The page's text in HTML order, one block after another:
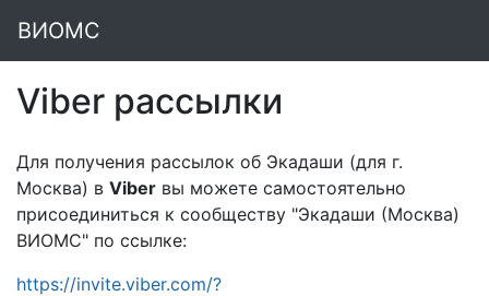
ВИОМС
Viber рассылки
Для получения рассылок об Экадаши (для г.
Москва) в Viber вы можете самостоятельно
присоединиться к сообществу "Экадаши (Москва)
ВИОМС" по ссылке:
https://invite.viber.com/?